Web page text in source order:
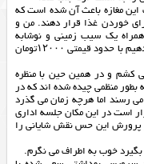
مغازه باعث آن شده است که
خوردن غذا قرار دهند. من و
یک سیب زمینی و نوشابه
خانواده لایت آن گونه که رسممان است سفارش می دهیم با حدود قیمتی ۱۲۰۰۰تومان
کشم و در همین حین با منظره
منظمی چیده شده اند که در
رسند اما هرچه زمان می گذرد
است در این مکان جلسه اداری
پرورش این حس نقش شایانی را
بگیرد خوب به اطراف می نگرم.